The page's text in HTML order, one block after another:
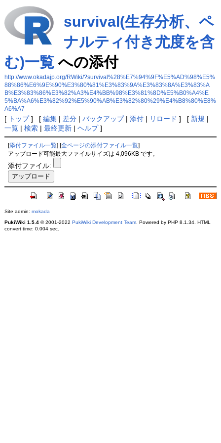
survival(生存分析、ペ
ナルティ付き尤度を含
む)一覧への添付
http://www.okadajp.org/RWiki/?survival%28%E7%94%9F%E5%AD%98%E5%
88%86%E6%9E%90%E3%80%81%E3%83%9A%E3%83%8A%E3%83%A
B%E3%83%86%E3%82%A3%E4%BB%98%E3%81%8D%E5%B0%A4%E
5%BA%A6%E3%82%92%E5%90%AB%E3%82%80%29%E4%B8%80%E8%
A6%A7
[ トップ] [ 編集| 差分| バックアップ| 添付| リロード ] [ 新規 |
一覧| 検索| 最終更新| ヘルプ]
[添付ファイル一覧 ] [全ページの添付ファイル一覧
アップロード可能最大ファイルサイズは 4,096KB です。
添付ファイル:
Site admin: mokada
PukiWiki 1.5.4© 2001-2022 PukiWiki Development Team. Powered by PHP 8.1.34. HTML
convert time: 0.004 sec.